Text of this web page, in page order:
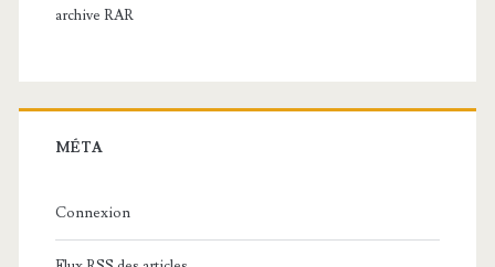
archive RAR
MÉTA
Connexion